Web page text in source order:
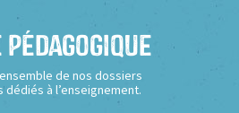
Pédagogique
de nos dossiers
dédiés à l’enseignement.